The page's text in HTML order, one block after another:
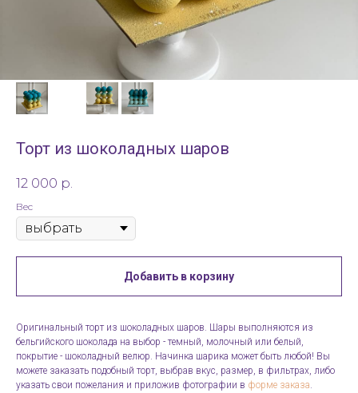
Торт из шоколадных шаров
12 000 р.
Вес
Добавить в корзину
Оригинальный торт из шоколадных шаров. Шары выполняются из
бельгийского шоколада на выбор - темный, молочный или белый,
покрытие - шоколадный велюр. Начинка шарика может быть любой! Вы
можете заказать подобный торт, выбрав вкус, размер, в фильтрах, либо
указать свои пожелания и приложив фотографии в форме заказа.